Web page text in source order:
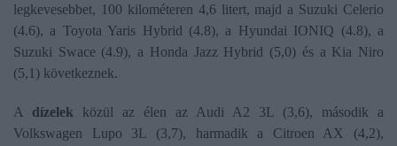
legkevesebbet, 100 kilométeren 4,6 litert, majd a Suzuki Celerio
(4.6), a Toyota Yaris Hybrid (4.8), a Hyundai IONIQ (4.8), a
Suzuki Swace (4.9), a Honda Jazz Hybrid (5,0) és a Kia Niro
(5,1) következnek.
A dízelek közül az élen az Audi A2 3L (3,6), második a
Volkswagen Lupo 3L (3,7), harmadik a Citroen AX (4,2),